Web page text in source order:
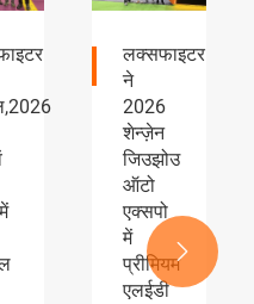
लक्सफाइटर
एलईडी
हेडलाइट्स
और
फॉग
लाइट्स
ऑटोमोटिव
पार्ट्स
एक्सपो
को
